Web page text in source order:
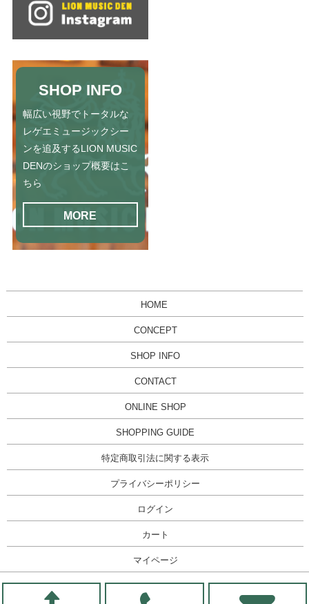
SHOP INFO
幅広い視野でトータルな
レゲエミュージックシー
ンを追及するLION MUSIC
DENのショップ概要はこ
ちら
MORE
HOME
CONCEPT
SHOP INFO
CONTACT
ONLINE SHOP
SHOPPING GUIDE
特定商取引法に関する表示
プライバシーポリシー
ログイン
カート
マイページ